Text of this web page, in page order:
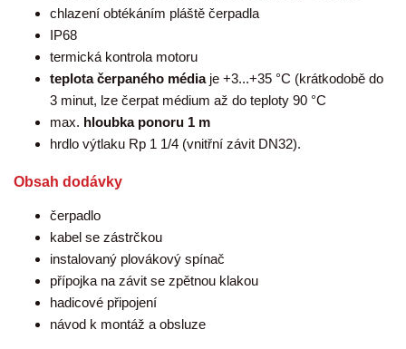
chlazení obtékáním pláště čerpadla
IP68
termická kontrola motoru
teplota čerpaného médiaje +3...+35 °C (krátkodobě do
3 minut, lze čerpat médium až do teploty 90 °C
max. hloubka ponoru 1 m
hrdlo výtlaku Rp 1 1/4 (vnitřní závit DN32).
Obsah dodávky
čerpadlo
kabel se zástrčkou
instalovaný plovákový spínač
přípojka na závit se zpětnou klakou
hadicové připojení
návod k montáž a obsluze